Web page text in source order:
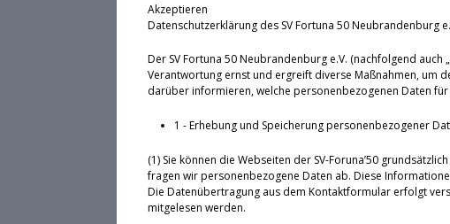
Akzeptieren
Datenschutzerklärung des SV Fortuna 50 Neubrandenburg
Der SV Fortuna 50 Neubrandenburg e.V. (nachfolgend auch
Verantwortung ernst und ergreift diverse Maßnahmen, um
darüber informieren, welche personenbezogenen Daten
1 - Erhebung und Speicherung personenbezogener
(1) Sie können die Webseiten der SV-Foruna’50
fragen wir personenbezogene Daten ab. Diese
Die Datenübertragung aus dem Kontaktformular erfolgt
mitgelesen werden.